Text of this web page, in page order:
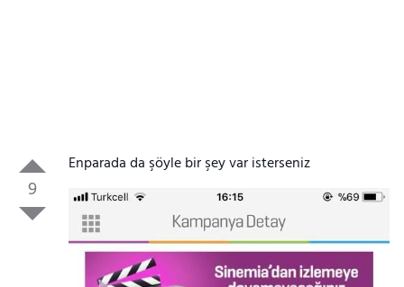
9
Enparada da şöyle bir şey var isterseniz